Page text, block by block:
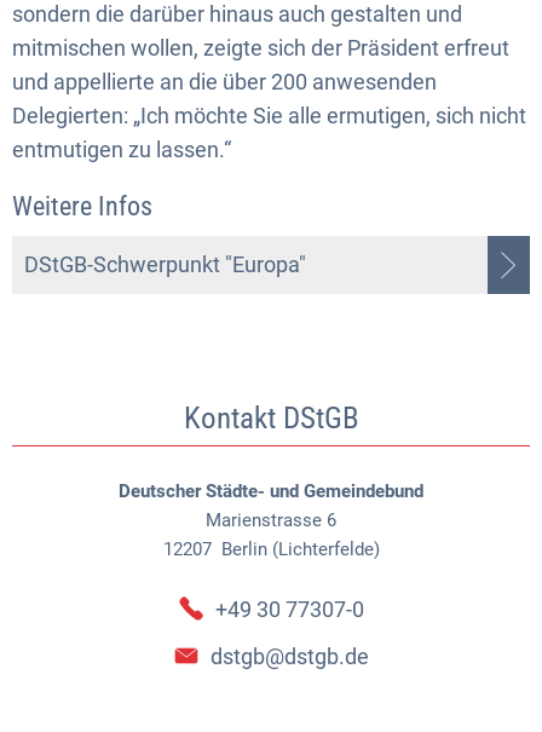
sondern die darüber hinaus auch gestalten und
mitmischen wollen, zeigte sich der Präsident erfreut
und appellierte an die über 200 anwesenden
Delegierten: „Ich möchte Sie alle ermutigen, sich nicht
entmutigen zu lassen.“
Weitere Infos
DStGB-Schwerpunkt "Europa"
Kontakt DStGB
Deutscher Städte- und Gemeindebund
Marienstrasse 6
12207 Berlin (Lichterfelde)
+49 30 77307-0
dstgb@dstgb.de